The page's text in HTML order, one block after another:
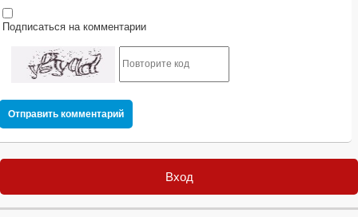
на комментарии
Отправить комментарий
Вход